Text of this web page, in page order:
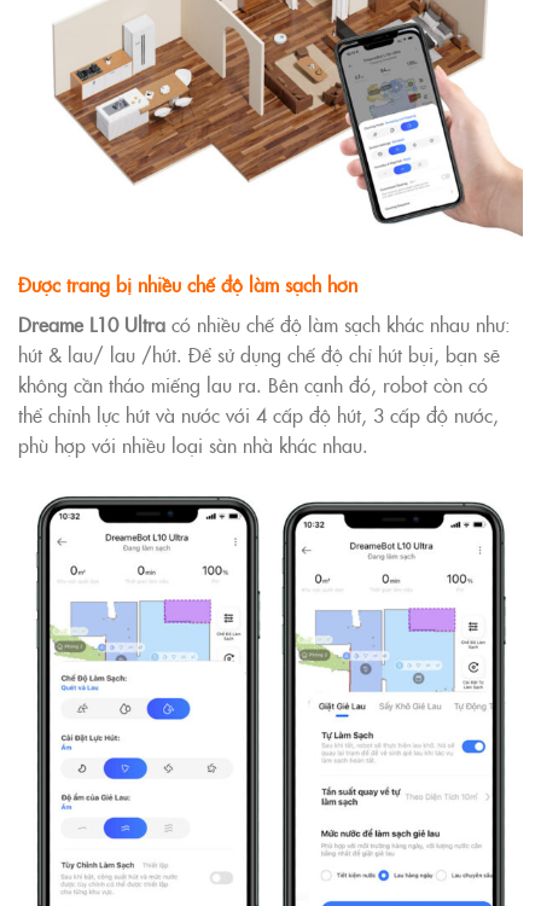
Được trang bị nhiều chế độ làm sạch hơn
Dreame L10 Ultra có nhiều chế độ làm sạch khác nhau như:
hút & lau/ lau /hút. Để sử dụng chế độ chỉ hút bụi, bạn sẽ
không cần tháo miếng lau ra. Bên cạnh đó, robot còn có
thể chỉnh lực hút và nước với 4 cấp độ hút, 3 cấp độ nước,
phù hợp với nhiều loại sàn nhà khác nhau.